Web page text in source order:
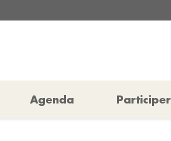
Agenda Participer